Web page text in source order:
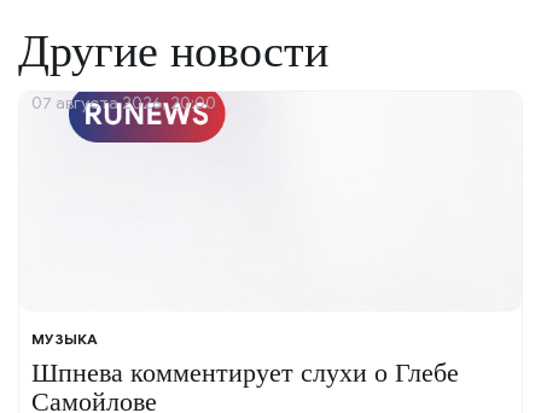
Другие новости
МУЗЫКА
Шпнева комментирует слухи о Глебе
Самойлове
07 августа 2026, 20:00